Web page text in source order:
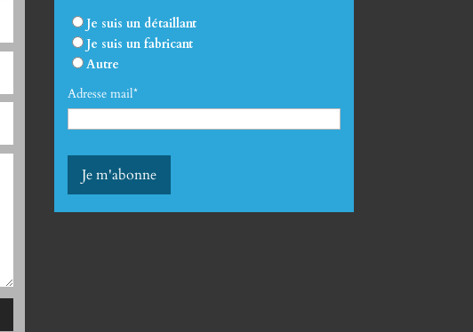
Je suis un détaillant
Je suis un fabricant
Autre
Adresse mail*